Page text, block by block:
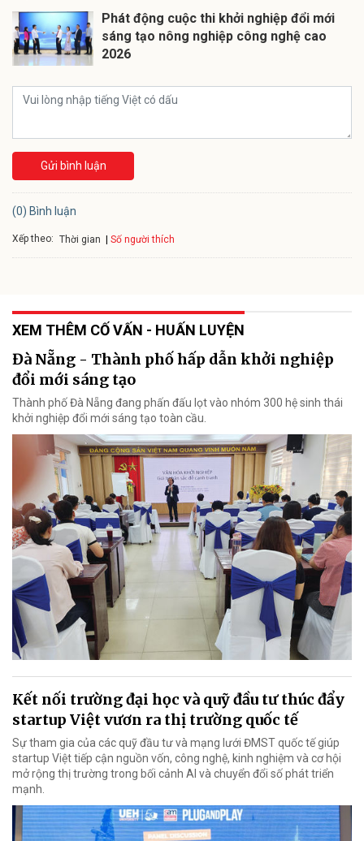
Phát động cuộc thi khởi nghiệp đổi mới
sáng tạo nông nghiệp công nghệ cao
2026
Gửi bình luận
(0) Bình luận
Xếp theo: Thời gian Số người thích
XEM THÊM CỐ VẤN - HUẤN LUYỆN
Đà Nẵng - Thành phố hấp dẫn khởi nghiệp
đổi mới sáng tạo
Thành phố Đà Nẵng đang phấn đấu lọt vào nhóm 300 hệ sinh thái
khởi nghiệp đổi mới sáng tạo toàn cầu.
Kết nối trường đại học và quỹ đầu tư thúc đẩy
startup Việt vươn ra thị trường quốc tế
Sự tham gia của các quỹ đầu tư và mạng lưới ĐMST quốc tế giúp
startup Việt tiếp cận nguồn vốn, công nghệ, kinh nghiệm và cơ hội
mở rộng thị trường trong bối cảnh AI và chuyển đổi số phát triển
mạnh.